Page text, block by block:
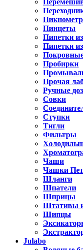
Пинцеты
Пипетки
Пипетки
Пробирки
Прочая
Ручные
Совки
Ступки
Тигли
Фильтры
Чаши
Чашки
Шланги
Шпатели
Шприцы
Штативы
Щипцы
Julabo